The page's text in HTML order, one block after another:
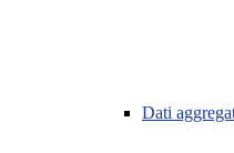
Dati